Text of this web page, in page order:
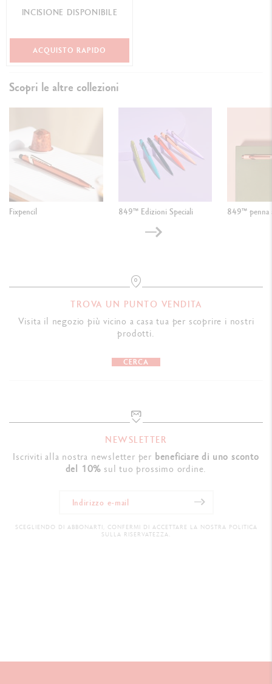
INCISIONE DISPONIBILE
ACQUISTO RAPIDO
Scopri le altre collezioni
Fixpencil 849™ Edizioni Speciali 849™ penna
TROVA UN PUNTO VENDITA
Visita il negozio più vicino a casa tua per scoprire i nostri
prodotti.
CERCA
NEWSLETTER
Iscriviti alla nostra newsletter per beneficiare di uno sconto
del 10% sul tuo prossimo ordine.
SCEGLIENDO DI ABBONARTI, CONFERMI DI ACCETTARE LA NOSTRA POLITICA
SULLA RISERVATEZZA.